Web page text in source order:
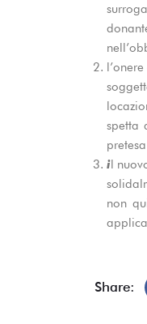
spetta
il
non
Share: